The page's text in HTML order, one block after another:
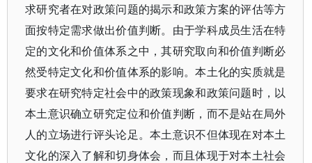
求研究者在对政策问题的揭示和政策方案的评估等方
面按特定需求做出价值判断。由于学科成员生活在特
定的文化和价值体系之中，其研究取向和价值判断必
然受特定文化和价值体系的影响。本土化的实质就是
要求在研究特定社会中的政策现象和政策问题时，以
本土意识确立研究定位和价值判断，而不是站在局外
人的立场进行评头论足。本土意识不但体现在对本土
文化的深入了解和切身体会，而且体现于对本土社会